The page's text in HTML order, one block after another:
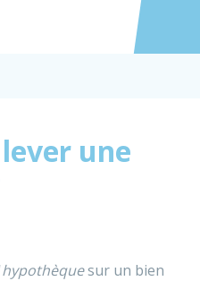
Accéder
une
hypothèquesur un bien